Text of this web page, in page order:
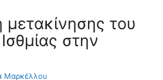
του
στην
Μαρκέλλου